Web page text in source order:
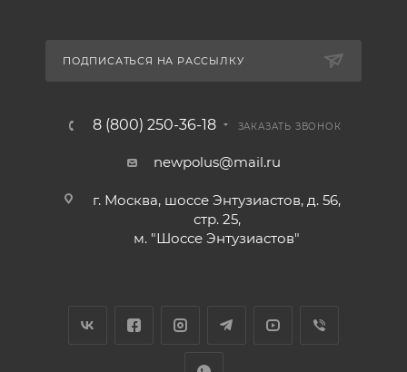
ПОДПИСАТЬСЯ НА РАССЫЛКУ
8 (800) 250-36-18 ЗАКАЗАТЬ ЗВОНОК
newpolus@mail.ru
г. Москва, шоссе Энтузиастов, д. 56,
стр. 25,
м. "Шоссе Энтузиастов"